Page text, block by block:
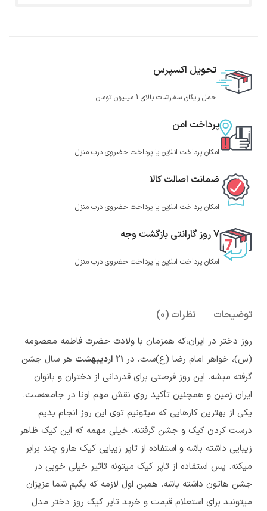
تحویل اکسپرس
حمل رایگان سفارشات بالای 1 میلیون تومان
پرداخت امن
امکان پرداخت انلاین یا پرداخت حضروی درب منزل
ضمانت اصالت کالا
امکان پرداخت انلاین یا پرداخت حضروی درب منزل
7 روز گارانتی بازگشت وجه
امکان پرداخت انلاین یا پرداخت حضروی درب منزل
توضیحات نظرات (0)
روز دختر در ایران،که همزمان با ولادت حضرت فاطمه معصومه
(س)، خواهر امام رضا (ع)ست، در 21 اردیبهشت
هر سال جشن
گرفته میشه. این روز فرصتی برای قدردانی از دختران و بانوان
ایران زمین و همچنین تأکید روی نقش مهم اونا در جامعه‌ست.
یکی از بهترین کارهایی که میتونیم توی این روز انجام بدیم
درست کردن کیک و جشن گرفتنه. خیلی مهمه که این کیک ظاهر
زیبایی داشته باشه و استفاده از تاپر زیبایی کیک هارو چند برابر
میکنه. پس استفاده از تاپر کیک میتونه تاثیر خیلی خوبی در
جشن هاتون داشته باشه. همین اول لازمه که بگیم شما عزیزان
میتونید برای استعلام قیمت و خرید تاپر کیک روز دختر مدل